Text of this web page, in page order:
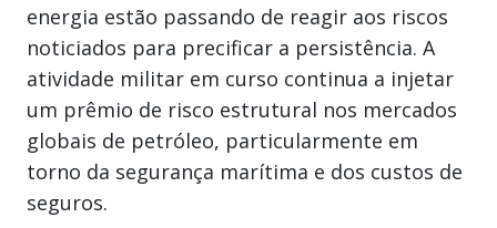
energia estão passando de reagir aos riscos
noticiados para precificar a persistência. A
atividade militar em curso continua a injetar
um prêmio de risco estrutural nos mercados
globais de petróleo, particularmente em
torno da segurança marítima e dos custos de
seguros.